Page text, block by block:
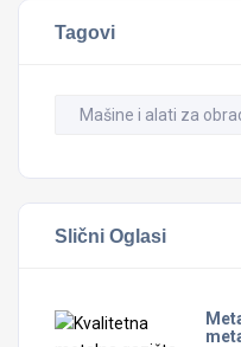
Tagovi
Mašine i alati za
Slični Oglasi